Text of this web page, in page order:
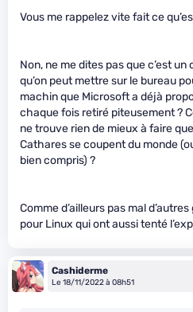
Vous me rappelez vite fait ce
Non, ne me dites pas que c’est
qu’on peut mettre sur le bureau
machin que Microsoft a déjà
chaque fois retiré piteusement ?
ne trouve rien de mieux à faire
Cathares se coupent du monde
bien compris) ?
Comme d’ailleurs pas mal
pour Linux qui ont aussi tenté
Cashiderme
Le 18/11/2022 à 08h51